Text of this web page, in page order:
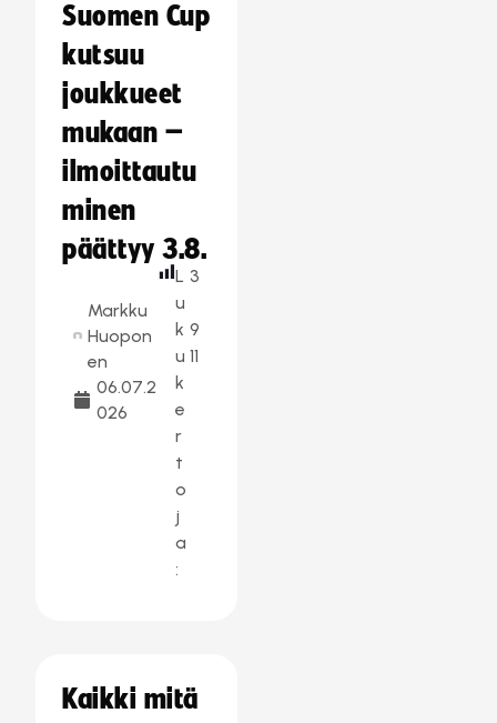
Suomen Cup
kutsuu
joukkueet
mukaan –
ilmoittautu
minen
päättyy 3.8.
Markku
Huopon
en
06.07.2
026
L
u
k
u
k
e
r
t
o
j
a
:
3
9
11
Kaikki mitä